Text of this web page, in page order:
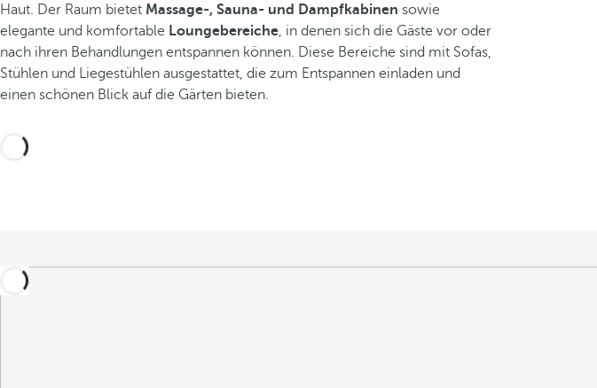
Haut. Der Raum bietet Massage-, Sauna- und Dampfkabinen sowie
elegante und komfortable Loungebereiche, in denen sich die Gäste vor oder
nach ihren Behandlungen entspannen können. Diese Bereiche sind mit Sofas,
Stühlen und Liegestühlen ausgestattet, die zum Entspannen einladen und
einen schönen Blick auf die Gärten bieten.